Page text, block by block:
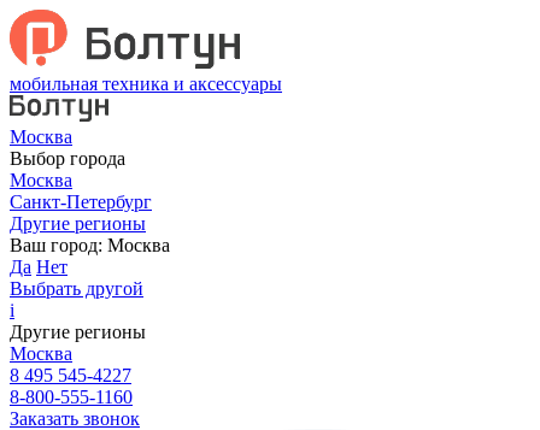
мобильная техника и аксессуары
Москва
Выбор города
Москва
Санкт-Петербург
Другие регионы
Ваш город: Москва
Да Нет
Выбрать другой
i
Другие регионы
Москва
8 495 545-4227
8-800-555-1160
Заказать звонок